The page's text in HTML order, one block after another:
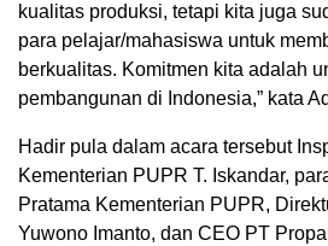
kualitas produksi, tetapi kita juga
para pelajar/mahasiswa untuk
berkualitas. Komitmen kita adalah
pembangunan di Indonesia,” kata
Hadir pula dalam acara tersebut
Kementerian PUPR T. Iskandar,
Pratama Kementerian PUPR,
Yuwono Imanto, dan CEO PT